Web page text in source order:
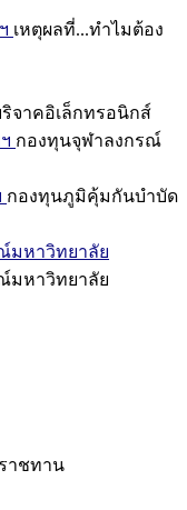
เหตุผลที่...ทำไมต้อง
จาคอิเล็กทรอนิกส์
กองทุนจุฬาลงกรณ์
กองทุนภูมิคุ้มกันบำบัด
มหาวิทยาลัย
มหาวิทยาลัย
าชทาน